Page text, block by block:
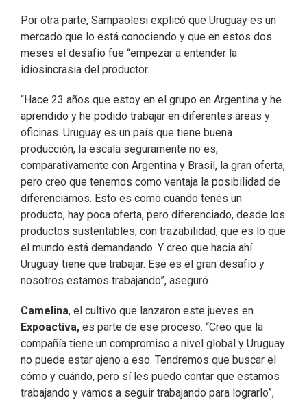
Por otra parte, Sampaolesi explicó que Uruguay es un
mercado que lo está conociendo y que en estos dos
meses el desafío fue “empezar a entender la
idiosincrasia del productor.
“Hace 23 años que estoy en el grupo en Argentina y he
aprendido y he podido trabajar en diferentes áreas y
oficinas. Uruguay es un país que tiene buena
producción, la escala seguramente no es,
comparativamente con Argentina y Brasil, la gran oferta,
pero creo que tenemos como ventaja la posibilidad de
diferenciarnos. Esto es como cuando tenés un
producto, hay poca oferta, pero diferenciado, desde los
productos sustentables, con trazabilidad, que es lo que
el mundo está demandando. Y creo que hacia ahí
Uruguay tiene que trabajar. Ese es el gran desafío y
nosotros estamos trabajando”, aseguró.
Camelina, el cultivo que lanzaron este jueves en
Expoactiva, es parte de ese proceso. “Creo que la
compañía tiene un compromiso a nivel global y Uruguay
no puede estar ajeno a eso. Tendremos que buscar el
cómo y cuándo, pero sí les puedo contar que estamos
trabajando y vamos a seguir trabajando para lograrlo”,